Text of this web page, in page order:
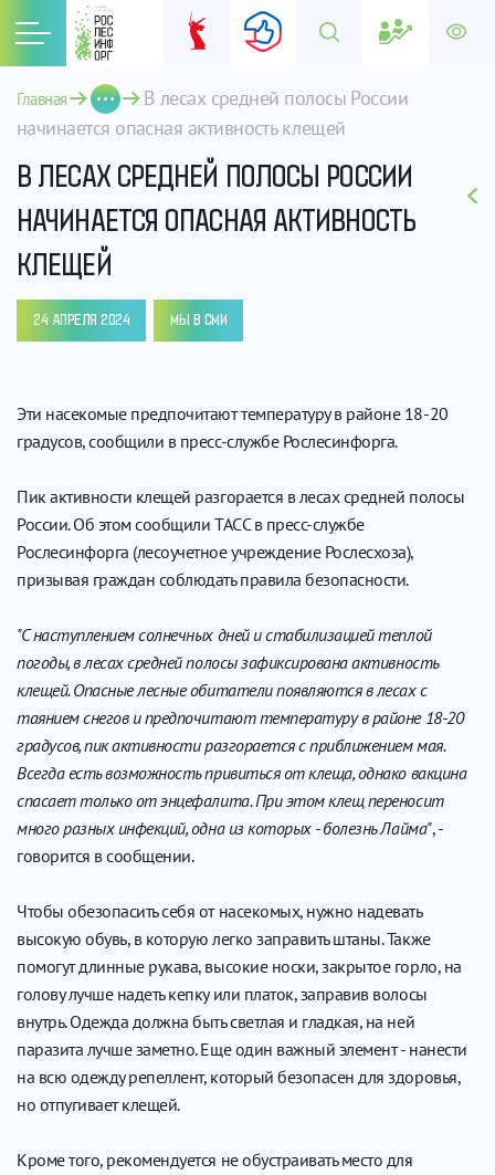
Главная
В лесах средней полосы России
начинается опасная активность клещей
В ЛЕСАХ СРЕДНЕЙ ПОЛОСЫ РОССИИ
НАЧИНАЕТСЯ ОПАСНАЯ АКТИВНОСТЬ
КЛЕЩЕЙ
24 АПРЕЛЯ 2024 МЫ В СМИ
Эти насекомые предпочитают температуру в районе 18-20
градусов, сообщили в пресс-службе Рослесинфорга.
Пик активности клещей разгорается в лесах средней полосы
России. Об этом сообщили ТАСС в пресс-службе
Рослесинфорга (лесоучетное учреждение Рослесхоза),
призывая граждан соблюдать правила безопасности.
"С наступлением солнечных дней и стабилизацией теплой
погоды, в лесах средней полосы зафиксирована активность
клещей. Опасные лесные обитатели появляются в лесах с
таянием снегов и предпочитают температуру в районе 18-20
градусов, пик активности разгорается с приближением мая.
Всегда есть возможность привиться от клеща, однако вакцина
спасает только от энцефалита. При этом клещ переносит
много разных инфекций, одна из которых - болезнь Лайма", -
говорится в сообщении.
Чтобы обезопасить себя от насекомых, нужно надевать
высокую обувь, в которую легко заправить штаны. Также
помогут длинные рукава, высокие носки, закрытое горло, на
голову лучше надеть кепку или платок, заправив волосы
внутрь. Одежда должна быть светлая и гладкая, на ней
паразита лучше заметно. Еще один важный элемент - нанести
на всю одежду репеллент, который безопасен для здоровья,
но отпугивает клещей.
Кроме того, рекомендуется не обустраивать место для